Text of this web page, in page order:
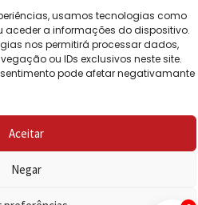
usamos tecnologias como
aceder a informações do dispositivo.
nos permitirá processar dados,
ou IDs exclusivos neste site.
pode afetar negativamante
Aceitar
Negar
de Emergência. Todos os
reservados.